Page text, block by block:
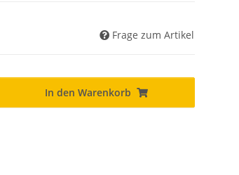
Frage zum Artikel
In den Warenkorb